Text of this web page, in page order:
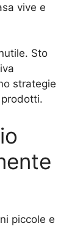
vive e
Sto
strategie
piccole e